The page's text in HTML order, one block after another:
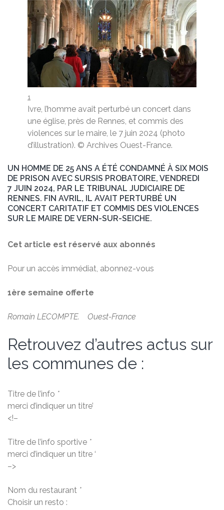
1
Ivre, l’homme avait perturbé un concert dans
une église, près de Rennes, et commis des
violences sur le maire, le 7 juin 2024 (photo
d’illustration). © Archives Ouest-France.
UN HOMME DE 25 ANS A ÉTÉ CONDAMNÉ À SIX MOIS
DE PRISON AVEC SURSIS PROBATOIRE, VENDREDI
7 JUIN 2024, PAR LE TRIBUNAL JUDICIAIRE DE
RENNES. FIN AVRIL, IL AVAIT PERTURBÉ UN
CONCERT CARITATIF ET COMMIS DES VIOLENCES
SUR LE MAIRE DE VERN-SUR-SEICHE.
Cet article est réservé aux abonnés
Pour un accès immédiat, abonnez-vous
1ère semaine offerte
Romain LECOMPTE. Ouest-France
Retrouvez d’autres actus sur
les communes de :
Titre de l’info *
merci d’indiquer un titre’
<!–
Titre de l’info sportive *
merci d’indiquer un titre ‘
–>
Nom du restaurant *
Choisir un resto :